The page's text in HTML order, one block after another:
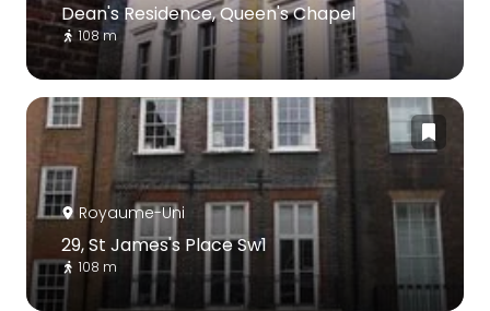
Dean's Residence, Queen's Chapel
108 m
Royaume-Uni
29, St James's Place Sw1
108 m